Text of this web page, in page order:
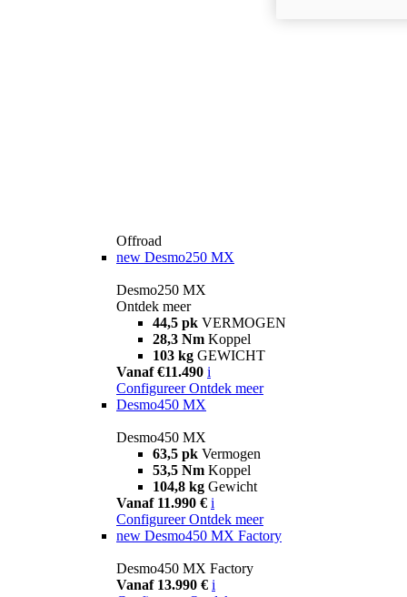
Offroad
new Desmo250 MX
Desmo250 MX
Ontdek meer
44,5 pk VERMOGEN
28,3 Nm Koppel
103 kg GEWICHT
Vanaf €11.490 i
Configureer Ontdek meer
Desmo450 MX
Desmo450 MX
63,5 pk Vermogen
53,5 Nm Koppel
104,8 kg Gewicht
Vanaf 11.990 € i
Configureer Ontdek meer
new Desmo450 MX Factory
Desmo450 MX Factory
Vanaf 13.990 € i